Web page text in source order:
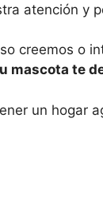
atención y
creemos o
mascota te
un hogar